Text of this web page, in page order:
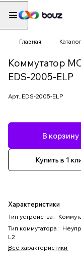
Главная Каталог
Коммутатор
EDS-2005-ELP
Арт. EDS-2005-ELP
В корзину
Купить в 1
Характеристики
Тип устройства :
Тип коммутатора :
L2
Все характеристики